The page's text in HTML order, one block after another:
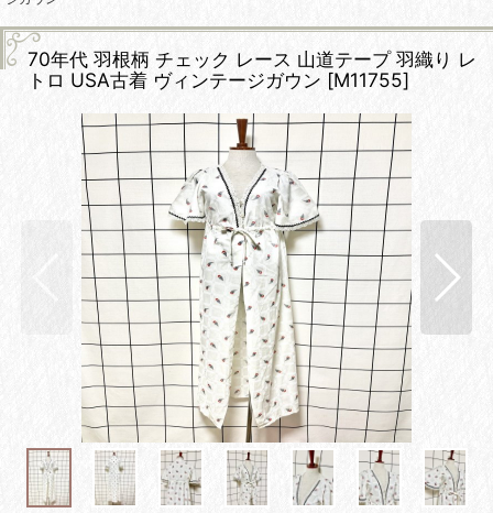
70年代 羽根柄 チェック レース 山道テープ 羽織り レ
トロ USA古着 ヴィンテージガウン [M11755]